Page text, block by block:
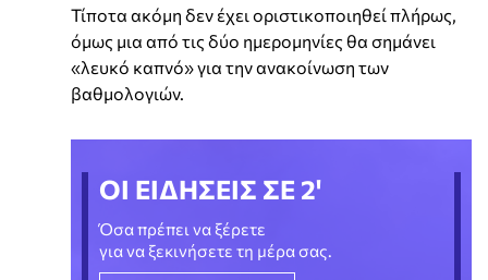
Τίποτα ακόμη δεν έχει οριστικοποιηθεί πλήρως,
όμως μια από τις δύο ημερομηνίες θα σημάνει
«λευκό καπνό» για την ανακοίνωση των
βαθμολογιών.
ΟΙ ΕΙΔΗΣΕΙΣ ΣΕ 2'
Όσα πρέπει να ξέρετε
για να ξεκινήσετε τη μέρα σας.